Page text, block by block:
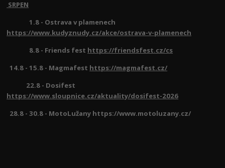
SRPEN
1.8 - Ostrava v plamenech
https://www.kudyznudy.cz/akce/ostrava-v-plamenech
8.8 - Friends fest https://friendsfest.cz/cs
14.8 - 15.8 - Magmafest https://magmafest.cz/
22.8 - Dosifest
https://www.sloupnice.cz/aktuality/dosifest-2026
28.8 - 30.8 - MotoLužany https://www.motoluzany.cz/